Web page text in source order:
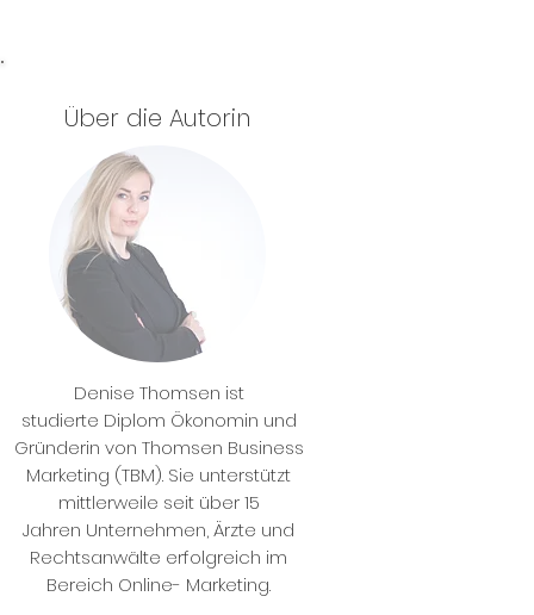
Über die Autorin
Denise Thomsen ist
studierte Diplom Ökonomin und
Gründerin von Thomsen Business
Marketing (TBM). Sie unterstützt
mittlerweile seit über 15
Jahren Unternehmen, Ärzte und
Rechtsanwälte erfolgreich im
Bereich Online- Marketing.